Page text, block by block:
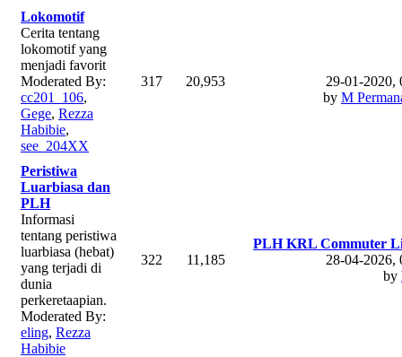
Lokomotif
Cerita tentang
lokomotif yang
menjadi favorit
Moderated By:
cc201_106,
Gege, Rezza
Habibie,
see_204XX
317 20,953
29-01-2020,
by M
Peristiwa
Luarbiasa dan
PLH
Informasi
tentang peristiwa
luarbiasa (hebat)
yang terjadi di
dunia
perkeretaapian.
Moderated By:
eling, Rezza
Habibie
322 11,185
PLH KRL Commuter
28-04-2026,
by